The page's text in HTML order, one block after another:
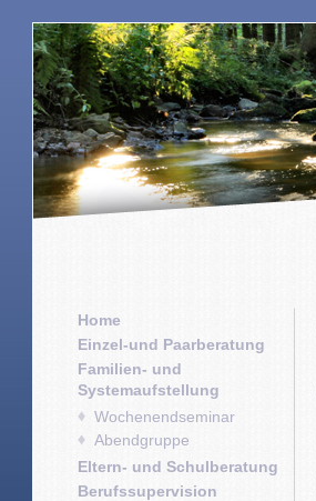
Home
Einzel-und Paarberatung
Familien- und
Systemaufstellung
Wochenendseminar
Abendgruppe
Eltern- und Schulberatung
Berufssupervision